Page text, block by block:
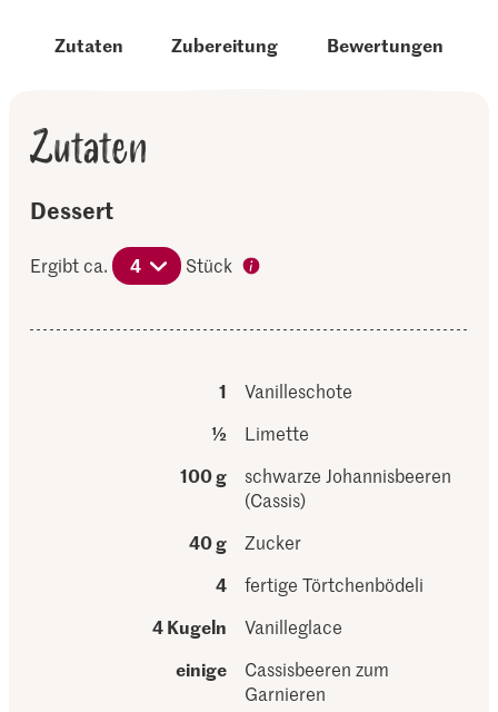
Zutaten Zubereitung Bewertungen
Zutaten
Dessert
Ergibt ca. 4 Stück
1
Vanilleschote
½
Limette
100 g
schwarze Johannisbeeren
(Cassis)
40 g
Zucker
4
fertige Törtchenbödeli
4 Kugeln
Vanilleglace
einige
Cassisbeeren zum
Garnieren